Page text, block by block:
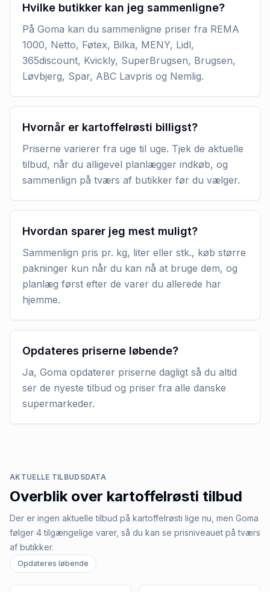
Hvilke butikker kan jeg sammenligne?
På Goma kan du sammenligne priser fra REMA
1000, Netto, Føtex, Bilka, MENY, Lidl,
365discount, Kvickly, SuperBrugsen, Brugsen,
Løvbjerg, Spar, ABC Lavpris og Nemlig.
Hvornår er kartoffelrøsti billigst?
Priserne varierer fra uge til uge. Tjek de aktuelle
tilbud, når du alligevel planlægger indkøb, og
sammenlign på tværs af butikker før du vælger.
Hvordan sparer jeg mest muligt?
Sammenlign pris pr. kg, liter eller stk., køb større
pakninger kun når du kan nå at bruge dem, og
planlæg først efter de varer du allerede har
hjemme.
Opdateres priserne løbende?
Ja, Goma opdaterer priserne dagligt så du altid
ser de nyeste tilbud og priser fra alle danske
supermarkeder.
AKTUELLE TILBUDSDATA
Overblik over kartoffelrøsti tilbud
Der er ingen aktuelle tilbud på kartoffelrøsti lige nu, men Goma
følger 4 tilgængelige varer, så du kan se prisniveauet på tværs
af butikker.
Opdateres løbende